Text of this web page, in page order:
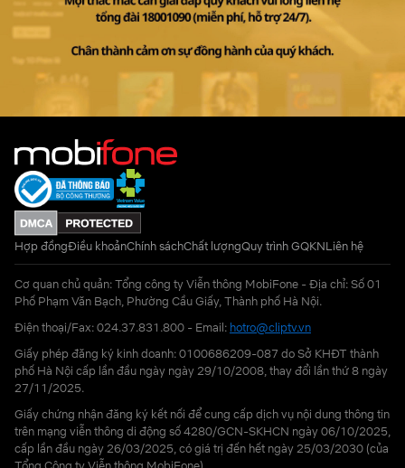
Hợp đồngĐiều khoảnChính sáchChất lượngQuy trình GQKNLiên hệ
Cơ quan chủ quản: Tổng công ty Viễn thông MobiFone - Địa chỉ: Số 01
Phố Phạm Văn Bạch, Phường Cầu Giấy, Thành phố Hà Nội.
Điện thoại/Fax: 024.37.831.800 - Email: hotro@cliptv.vn
Giấy phép đăng ký kinh doanh: 0100686209-087 do Sở KHĐT thành
phố Hà Nội cấp lần đầu ngày ngày 29/10/2008, thay đổi lần thứ 8 ngày
27/11/2025.
Giấy chứng nhận đăng ký kết nối để cung cấp dịch vụ nội dung thông tin
trên mạng viễn thông di động số 4280/GCN-SKHCN ngày 06/10/2025,
cấp lần đầu ngày 26/03/2025, có giá trị đến hết ngày 25/03/2030 (của